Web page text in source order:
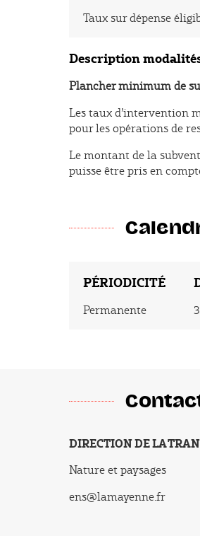
Taux sur dépense
Description
Plancher minimum de
Les taux d’intervention
pour les opérations de
Le montant de la
puisse être pris en
PÉRIODICITÉ
Permanente
DIRECTION DE LA
Nature et paysages
ens@lamayenne.fr